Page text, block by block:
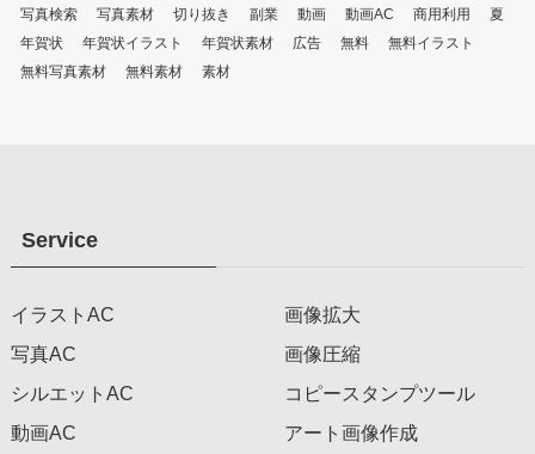
写真検索
写真素材 切り抜き 副業 動画 動画AC 商用利用
夏
年賀状
年賀状イラスト 年賀状素材 広告 無料
無料イラスト
無料写真素材
無料素材 素材
Service
イラストAC
写真AC
シルエットAC
動画AC
画像拡大
画像圧縮
コピースタンプツール
アート画像作成